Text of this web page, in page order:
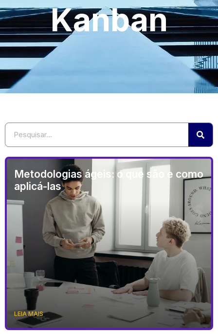
Kanban
Metodologias ágeis: o que são e como
aplicá-las
LEIA MAIS